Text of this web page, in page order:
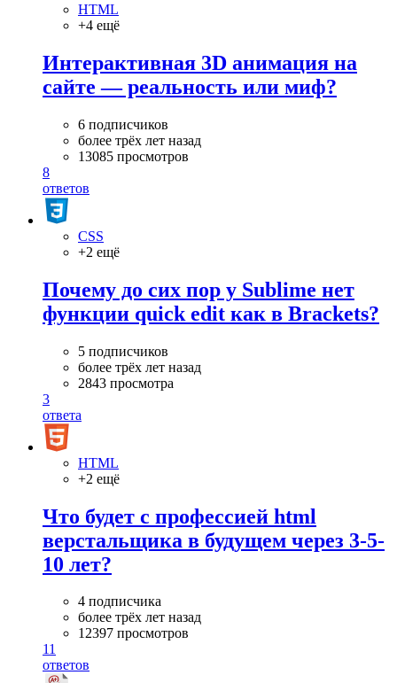
HTML
+4 ещё
Интерактивная 3D анимация на
сайте — реальность или миф?
6 подписчиков
более трёх лет назад
13085 просмотров
8
ответов
CSS
+2 ещё
Почему до сих пор у Sublime нет
функции quick edit как в Brackets?
5 подписчиков
более трёх лет назад
2843 просмотра
3
ответа
HTML
+2 ещё
Что будет с профессией html
верстальщика в будущем через 3-5-
10 лет?
4 подписчика
более трёх лет назад
12397 просмотров
11
ответов